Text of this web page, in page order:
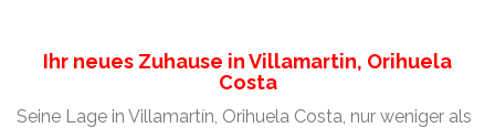
Ihr neues Zuhause in Villamartin, Orihuela
Costa
Seine Lage in Villamartín, Orihuela Costa, nur weniger als